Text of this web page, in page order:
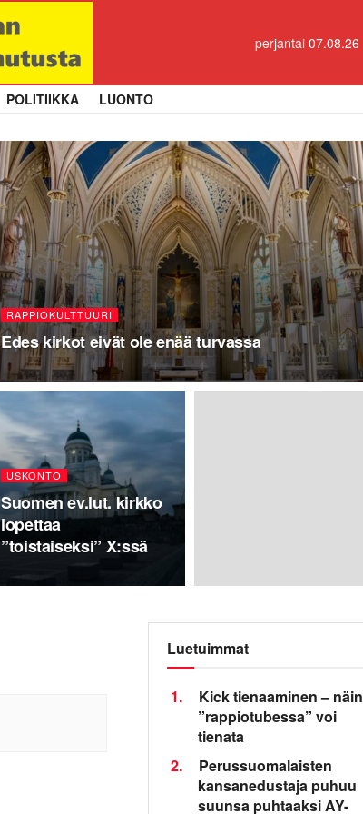
perjantai 07.08.26
POLITIIKKA LUONTO
RAPPIOKULTTUURI
Edes kirkot eivät ole enää turvassa
USKONTO
Suomen ev.lut. kirkko
lopettaa
”toistaiseksi” X:ssä
Luetuimmat
1.
Kick tienaaminen – näin
”rappiotubessa” voi
tienata
2.
Perussuomalaisten
kansanedustaja puhuu
suunsa puhtaaksi AY-